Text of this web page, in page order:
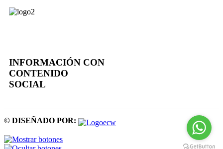
INFORMACIÓN CON
CONTENIDO
SOCIAL
© DISEÑADO POR: